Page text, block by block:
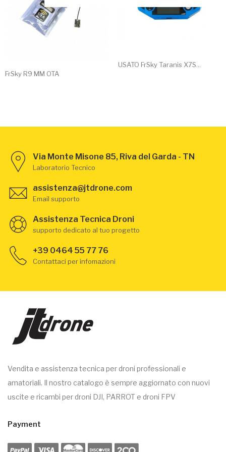
FrSky R9 MM OTA
USATO FrSky Taranis X7S...
Via Monte Misone 85, Riva del Garda - TN
Laboratorio Tecnico
assistenza@jtdrone.com
Email supporto
Assistenza Tecnica Droni
supporto dedicato al tuo progetto
+39 0464 55 77 76
Contattaci per infomazioni
Vendita e assistenza tecnica per droni professionali e
amatoriali. Il nostro catalogo è sempre aggiornato con nuovi
uscite e ricambi per droni DJI, PARROT e droni FPV
Payment